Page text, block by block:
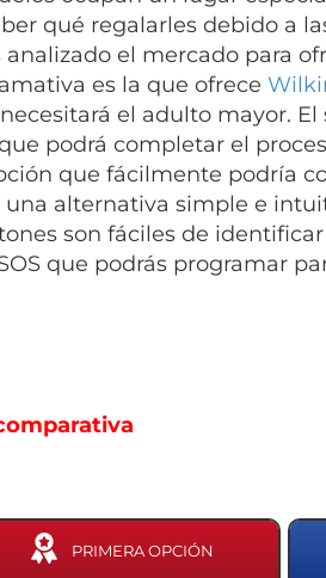
qué regalarles debido a
analizado el mercado para
es la que ofrece
el adulto mayor.
podrá completar el
que fácilmente podría
una alternativa simple e
son fáciles de
que podrás programar
PRIMERA OPCIÓN